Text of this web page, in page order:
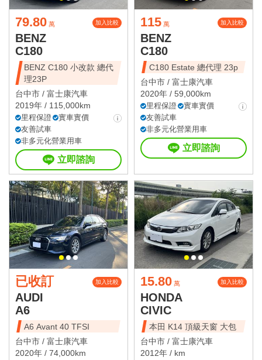
79.80 萬 加入比較
BENZ
C180
BENZ C180 小改款 總代
理23P
台中市 / 富士康汽車
2019年 / 115,000km
里程保證
實車實價
友善試車
非多元化營業用車
立即諮詢
115 萬 加入比較
BENZ
C180
C180 Estate 總代理 23p
台中市 / 富士康汽車
2020年 / 59,000km
里程保證
實車實價
友善試車
非多元化營業用車
立即諮詢
已收訂 加入比較
AUDI
A6
A6 Avant 40 TFSI
台中市 / 富士康汽車
2020年 / 74,000km
15.80 萬 加入比較
HONDA
CIVIC
本田 K14 頂級天窗 大包
台中市 / 富士康汽車
2012年 / km